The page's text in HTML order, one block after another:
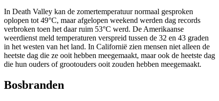
In Death Valley kan de zomertemperatuur normaal gesproken
oplopen tot 49°C, maar afgelopen weekend werden dag records
verbroken toen het daar ruim 53°C werd. De Amerikaanse
weerdienst meld temperaturen verspreid tussen de 32 en 43 graden
in het westen van het land. In Californië zien mensen niet alleen de
heetste dag die ze ooit hebben meegemaakt, maar ook de heetste dag
die hun ouders of grootouders ooit zouden hebben meegemaakt.
Bosbranden